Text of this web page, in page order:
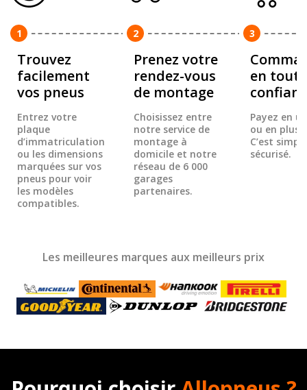
1
Trouvez
facilement
vos pneus
Entrez votre
plaque
d’immatriculation
ou les dimensions
marquées sur vos
pneus pour voir
les modèles
compatibles.
2
Prenez votre
rendez-vous
de montage
Choisissez entre
notre service de
montage à
domicile et notre
réseau de 6 000
garages
partenaires.
3
en toute
Payez en
ou en
C’est
sécurisé.
Les meilleures marques aux meilleurs prix